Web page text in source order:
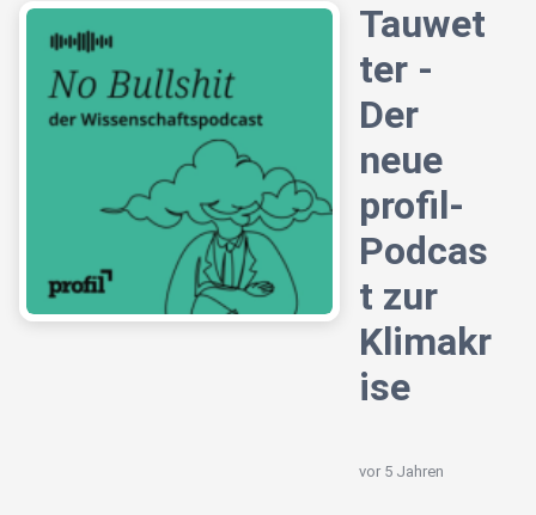
Tauwet
ter -
Der
neue
profil-
Podcas
t zur
Klimakr
ise
vor 5 Jahren